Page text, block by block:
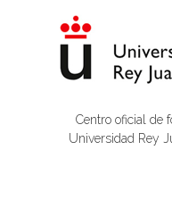
Centro oficial de
Universidad Rey